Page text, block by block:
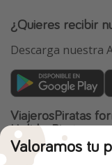
¿Quieres recibir
Descarga nuestra
ViajerosPiratas
HolidayPirates
Nuestros mercados
Valoramos tu